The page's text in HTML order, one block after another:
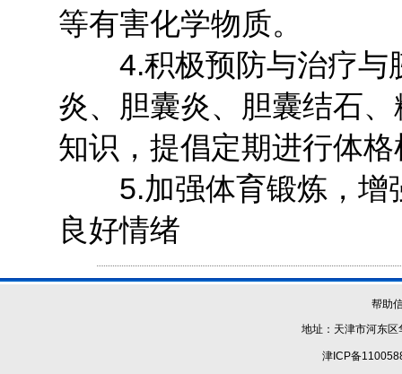
等有害化学物质。
4.积极预防与治疗与
炎、胆囊炎、胆囊结石
知识，提倡定期进行体
5.加强体育锻炼，增
良好情绪
帮助
地址：天津市河
津ICP备